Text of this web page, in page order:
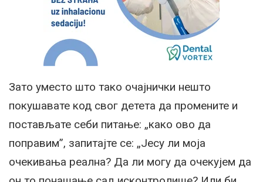
Зато уместо што тако очајнички нешто
покушавате код свог детета да промените и
постављате себи питање: „како ово да
поправим”, запитајте се: „Jесу ли моја
очекивања реална? Да ли могу да очекујем да